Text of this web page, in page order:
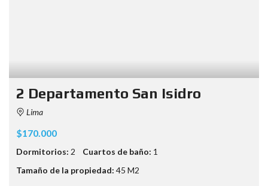
2 Departamento San Isidro
Lima
$170.000
Dormitorios: 2 Cuartos de baño: 1
Tamaño de la propiedad: 45 M2